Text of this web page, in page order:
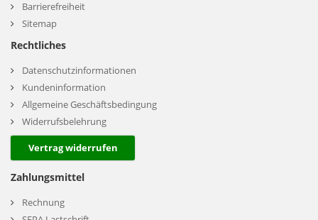
Barrierefreiheit
Sitemap
Rechtliches
Datenschutzinformationen
Kundeninformation
Allgemeine Geschäftsbedingung
Widerrufsbelehrung
Vertrag widerrufen
Zahlungsmittel
Rechnung